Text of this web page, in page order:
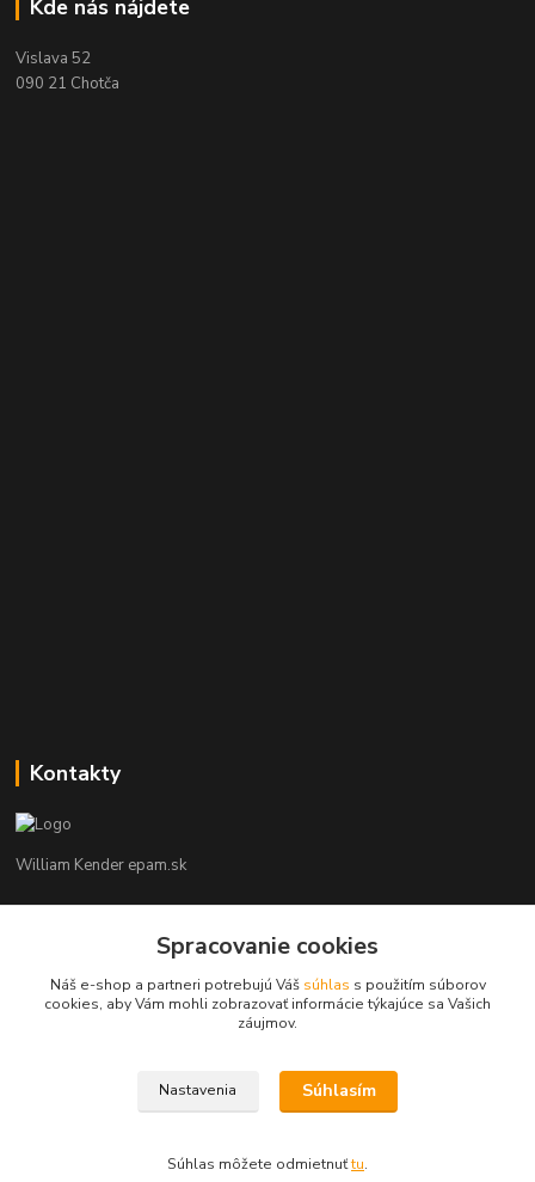
Kde nás nájdete
Vislava 52
090 21 Chotča
Kontakty
William Kender epam.sk
+421 910 800 888
info@epam.sk
Spracovanie cookies
Náš e-shop a partneri potrebujú Váš súhlas s použitím súborov
cookies, aby Vám mohli zobrazovať informácie týkajúce sa Vašich
záujmov.
Nastavenia Súhlasím
Súhlas môžete odmietnuťtu.